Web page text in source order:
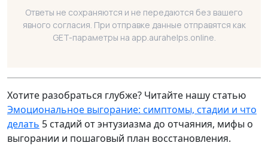
Ответы не сохраняются и не передаются без вашего
явного согласия. При отправке данные отправятся как
GET-параметры на app.aurahelps.online.
Хотите разобраться глубже? Читайте нашу статью
Эмоциональное выгорание: симптомы, стадии и что
делать 5 стадий от энтузиазма до отчаяния, мифы о
выгорании и пошаговый план восстановления.